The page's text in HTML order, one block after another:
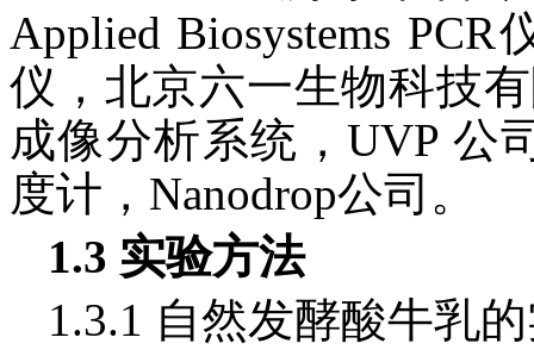
Applied Biosystems
仪，北京六一生物科技
成像分析系统，UVP 公
度计，Nanodrop公司。
1.3 实验方法
1.3.1 自然发酵酸牛乳